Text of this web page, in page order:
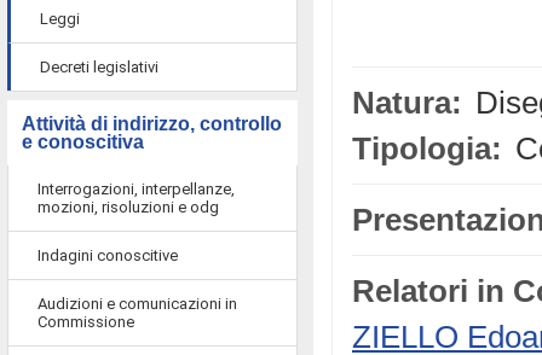
Leggi
Decreti legislativi
Attività di indirizzo, controllo
e conoscitiva
Interrogazioni, interpellanze,
mozioni, risoluzioni e odg
Indagini conoscitive
Audizioni e comunicazioni in
Commissione
Natura:
Tipologia:
Relatori in
ZIELLO